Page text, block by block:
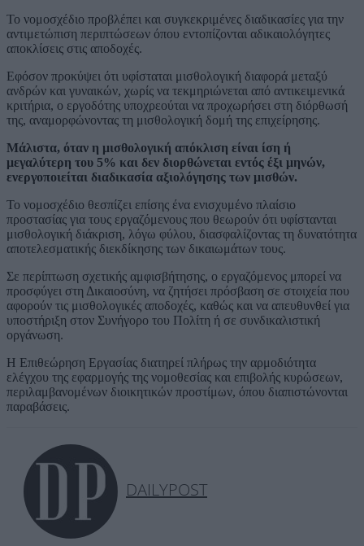
Το νομοσχέδιο προβλέπει και συγκεκριμένες διαδικασίες για την
αντιμετώπιση περιπτώσεων όπου εντοπίζονται αδικαιολόγητες
αποκλίσεις στις αποδοχές.
Εφόσον προκύψει ότι υφίσταται μισθολογική διαφορά μεταξύ
ανδρών και γυναικών, χωρίς να τεκμηριώνεται από αντικειμενικά
κριτήρια, ο εργοδότης υποχρεούται να προχωρήσει στη διόρθωσή
της, αναμορφώνοντας τη μισθολογική δομή της επιχείρησης.
Μάλιστα, όταν η μισθολογική απόκλιση είναι ίση ή
μεγαλύτερη του 5% και δεν διορθώνεται εντός έξι μηνών,
ενεργοποιείται διαδικασία αξιολόγησης των μισθών.
Το νομοσχέδιο θεσπίζει επίσης ένα ενισχυμένο πλαίσιο
προστασίας για τους εργαζόμενους που θεωρούν ότι υφίστανται
μισθολογική διάκριση, λόγω φύλου, διασφαλίζοντας τη δυνατότητα
αποτελεσματικής διεκδίκησης των δικαιωμάτων τους.
Σε περίπτωση σχετικής αμφισβήτησης, ο εργαζόμενος μπορεί να
προσφύγει στη Δικαιοσύνη, να ζητήσει πρόσβαση σε στοιχεία που
αφορούν τις μισθολογικές αποδοχές, καθώς και να απευθυνθεί για
υποστήριξη στον Συνήγορο του Πολίτη ή σε συνδικαλιστική
οργάνωση.
Η Επιθεώρηση Εργασίας διατηρεί πλήρως την αρμοδιότητα
ελέγχου της εφαρμογής της νομοθεσίας και επιβολής κυρώσεων,
περιλαμβανομένων διοικητικών προστίμων, όπου διαπιστώνονται
παραβάσεις.
DAILYPOST